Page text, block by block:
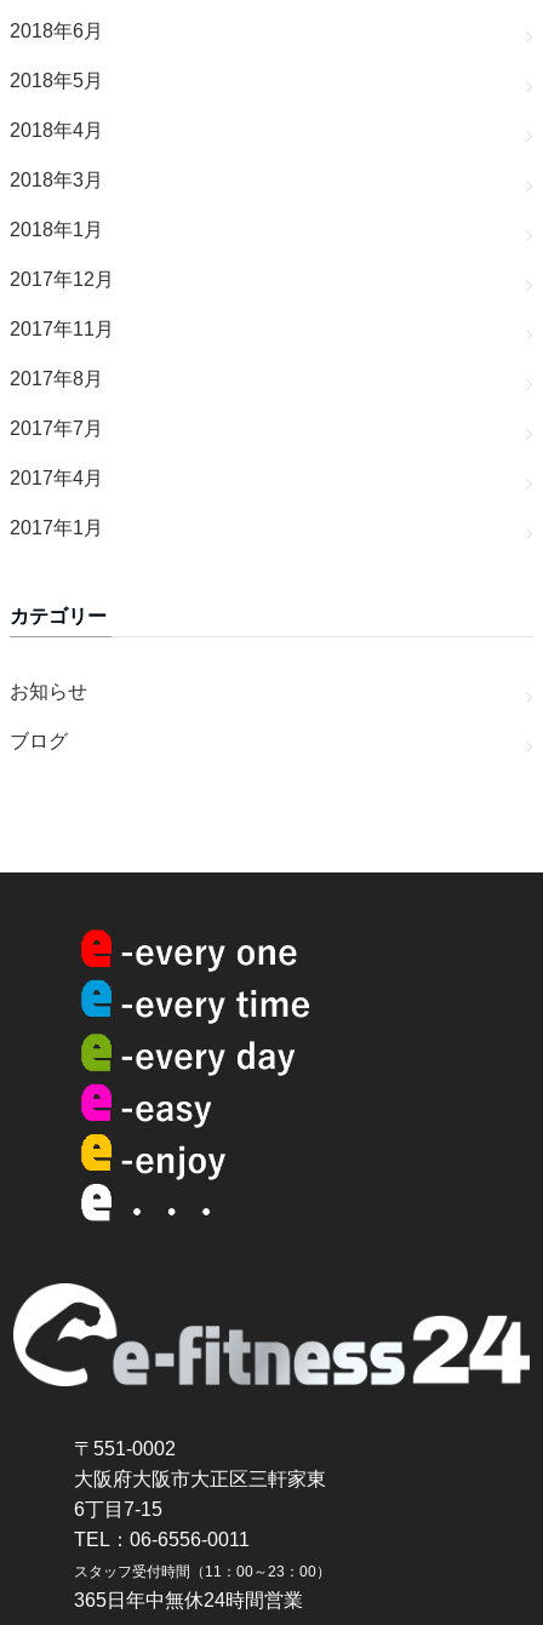
2018年6月
2018年5月
2018年4月
2018年3月
2018年1月
2017年12月
2017年11月
2017年8月
2017年7月
2017年4月
2017年1月
カテゴリー
お知らせ
ブログ
〒551-0002
大阪府大阪市大正区三軒家東
6丁目7-15
TEL：06-6556-0011
スタッフ受付時間（11：00～23：00）
365日年中無休24時間営業